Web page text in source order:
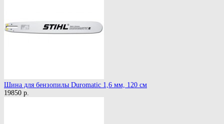
Шина для бензопилы Duromatic 1,6 мм, 120 см
19850 р.